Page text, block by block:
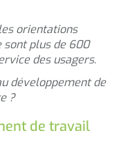
orientations
sont plus de 600
des usagers.
développement de
?
de travail